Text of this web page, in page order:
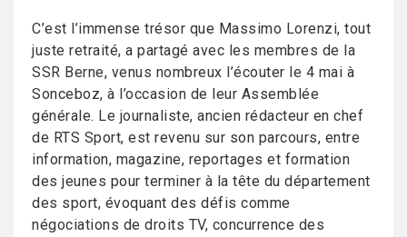
C’est l’immense trésor que Massimo Lorenzi, tout
juste retraité, a partagé avec les membres de la
SSR Berne, venus nombreux l’écouter le 4 mai à
Sonceboz, à l’occasion de leur Assemblée
générale. Le journaliste, ancien rédacteur en chef
de RTS Sport, est revenu sur son parcours, entre
information, magazine, reportages et formation
des jeunes pour terminer à la tête du département
des sport, évoquant des défis comme
négociations de droits TV, concurrence des